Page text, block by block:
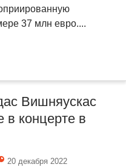
37 млн евро....
Вишняускас
в концерте в
20 декабря 2022